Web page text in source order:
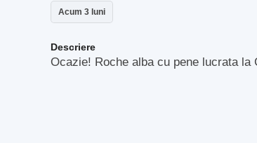
Acum 3 luni
Descriere
Ocazie! Roche alba cu pene lucrata la